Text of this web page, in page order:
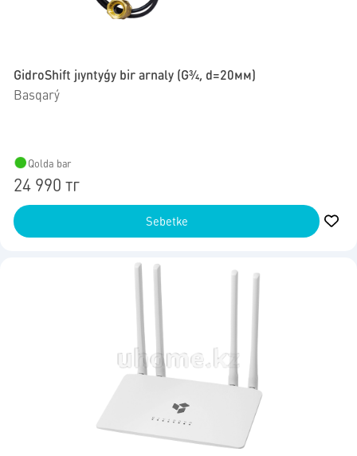
GidroShift jıyntyǵy bir arnaly (G3⁄4, d=20мм)
Basqarý
Qolda bar
24 990 тг
Sebetke